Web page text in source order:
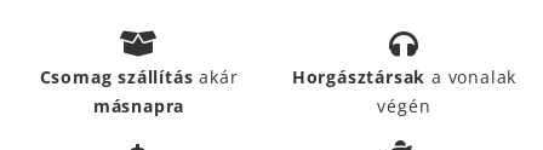
Csomag szállításakár
másnapra
Horgásztársak a vonalak
végén